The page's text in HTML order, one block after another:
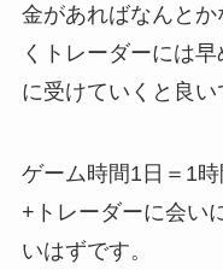
金があればなんと
くトレーダーには
に受けていくと良い
ゲーム時間1日＝1
+トレーダーに会い
いはずです。